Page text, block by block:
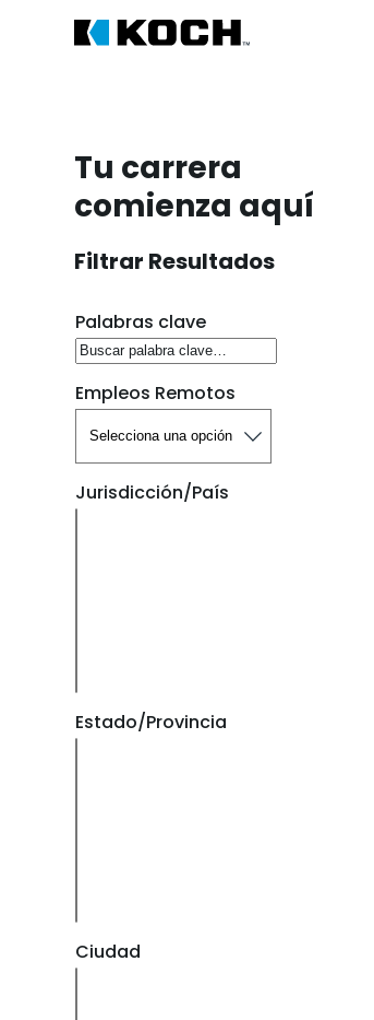
Tu carrera
comienza aquí
Filtrar Resultados
Buscar puestos vacantes
Palabras clave
Empleos Remotos
Jurisdicción/País
Estado/Provincia
Ciudad